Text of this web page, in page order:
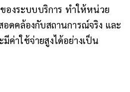
องระบบบริการ ทำให้หน่วย
ดคล้องกับสถานการณ์จริง และ
ค่าใช้จ่ายสูงได้อย่างเป็น